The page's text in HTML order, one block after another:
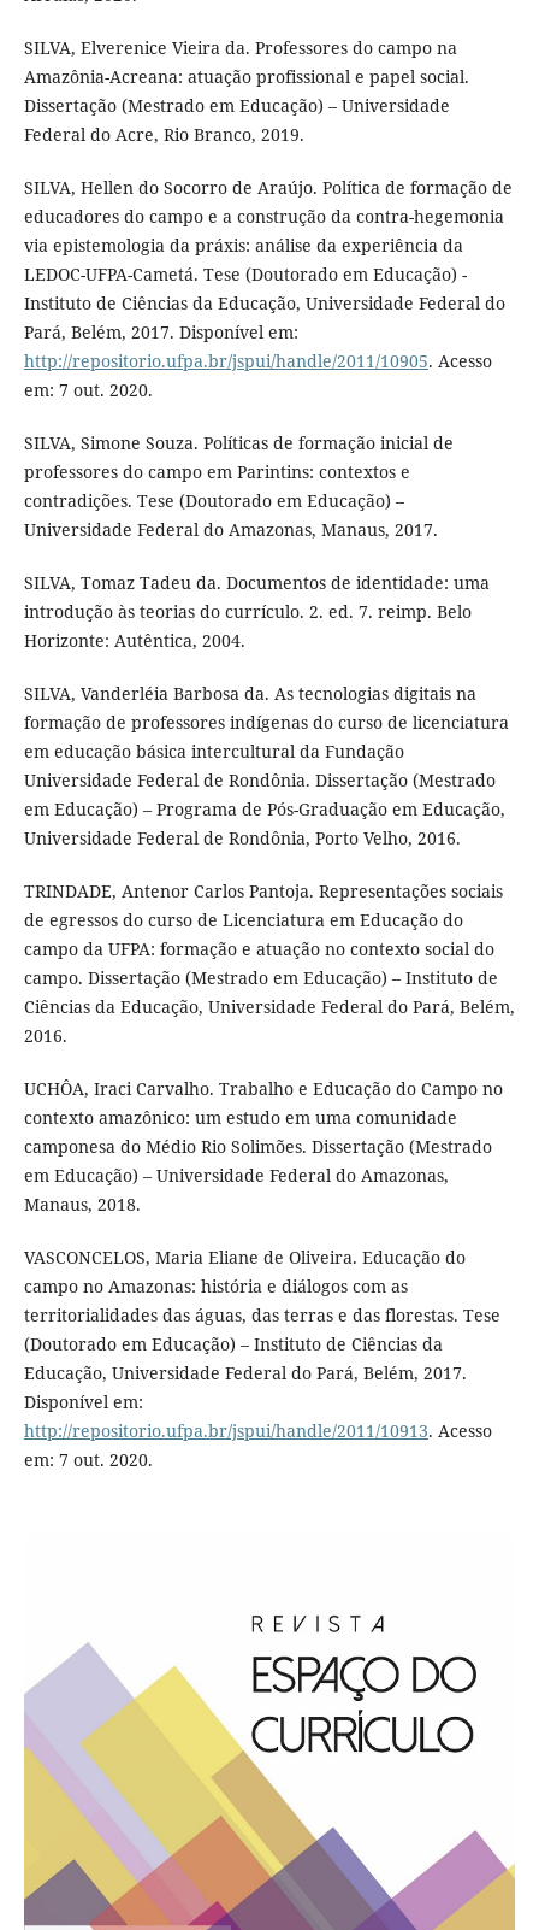
SILVA, Elverenice Vieira da. Professores do campo na
Amazônia-Acreana: atuação profissional e papel social.
Dissertação (Mestrado em Educação) – Universidade
Federal do Acre, Rio Branco, 2019.
SILVA, Hellen do Socorro de Araújo. Política de formação de
educadores do campo e a construção da contra-hegemonia
via epistemologia da práxis: análise da experiência da
LEDOC-UFPA-Cametá. Tese (Doutorado em Educação) -
Instituto de Ciências da Educação, Universidade Federal do
Pará, Belém, 2017. Disponível em:
http://repositorio.ufpa.br/jspui/handle/2011/10905. Acesso
em: 7 out. 2020.
SILVA, Simone Souza. Políticas de formação inicial de
professores do campo em Parintins: contextos e
contradições. Tese (Doutorado em Educação) –
Universidade Federal do Amazonas, Manaus, 2017.
SILVA, Tomaz Tadeu da. Documentos de identidade: uma
introdução às teorias do currículo. 2. ed. 7. reimp. Belo
Horizonte: Autêntica, 2004.
SILVA, Vanderléia Barbosa da. As tecnologias digitais na
formação de professores indígenas do curso de licenciatura
em educação básica intercultural da Fundação
Universidade Federal de Rondônia. Dissertação (Mestrado
em Educação) – Programa de Pós-Graduação em Educação,
Universidade Federal de Rondônia, Porto Velho, 2016.
TRINDADE, Antenor Carlos Pantoja. Representações sociais
de egressos do curso de Licenciatura em Educação do
campo da UFPA: formação e atuação no contexto social do
campo. Dissertação (Mestrado em Educação) – Instituto de
Ciências da Educação, Universidade Federal do Pará, Belém,
2016.
UCHÔA, Iraci Carvalho. Trabalho e Educação do Campo no
contexto amazônico: um estudo em uma comunidade
camponesa do Médio Rio Solimões. Dissertação (Mestrado
em Educação) – Universidade Federal do Amazonas,
Manaus, 2018.
VASCONCELOS, Maria Eliane de Oliveira. Educação do
campo no Amazonas: história e diálogos com as
territorialidades das águas, das terras e das florestas. Tese
(Doutorado em Educação) – Instituto de Ciências da
Educação, Universidade Federal do Pará, Belém, 2017.
Disponível em:
http://repositorio.ufpa.br/jspui/handle/2011/10913. Acesso
em: 7 out. 2020.